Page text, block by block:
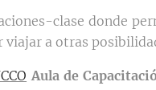
clase donde
a otras
Aula de